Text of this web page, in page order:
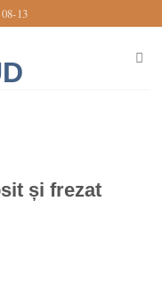
13
și frezat